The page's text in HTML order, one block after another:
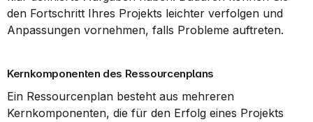
den Fortschritt Ihres Projekts leichter verfolgen und
Anpassungen vornehmen, falls Probleme auftreten.
Kernkomponenten des Ressourcenplans
Ein Ressourcenplan besteht aus mehreren
Kernkomponenten, die für den Erfolg eines Projekts